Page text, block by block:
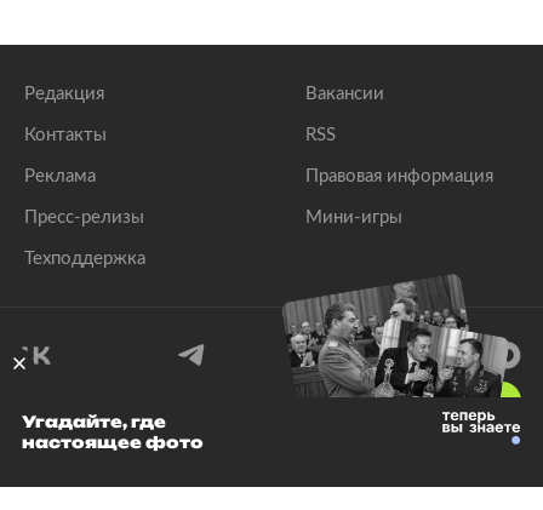
Редакция
Контакты
Реклама
Пресс-релизы
Техподдержка
Вакансии
RSS
Правовая информация
Мини-игры
© 1999–2026 Все права защищены.
Угадайте, где
настоящее фото